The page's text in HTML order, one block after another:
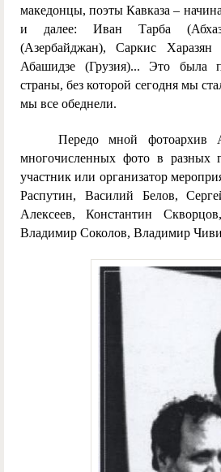
македонцы, поэты Кавказа –
и далее: Иван Тарба
(Азербайджан), Саркис
Абашидзе (Грузия)... Это была
страны, без которой сегодня мы
мы все обеднели.
Передо мной фотоархив
многочисленных фото в разных
участник или организатор
Распутин, Василий Белов,
Алексеев, Константин
Владимир Соколов, Владимир